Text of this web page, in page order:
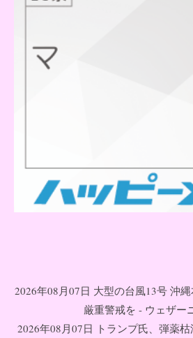
2026年08月07日 大型の台風13号 沖
厳重警戒を - ウェザー
2026年08月07日 トランプ氏、弾薬